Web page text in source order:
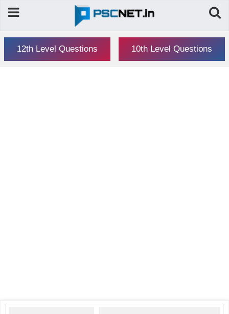
12th Level Questions 10th Level Questions